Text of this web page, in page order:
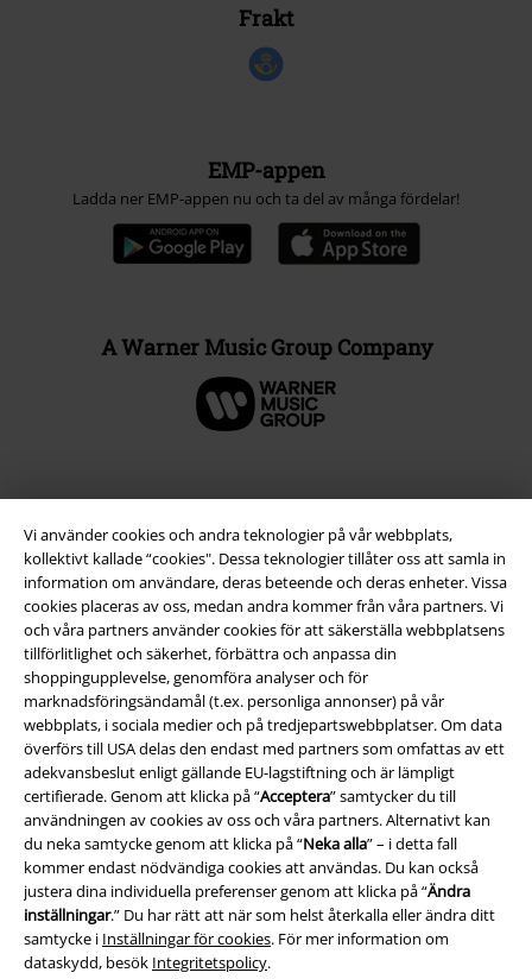
Vi använder cookies och andra teknologier på vår webbplats,
kollektivt kallade “cookies". Dessa teknologier tillåter oss att samla in
information om användare, deras beteende och deras enheter. Vissa
cookies placeras av oss, medan andra kommer från våra partners. Vi
och våra partners använder cookies för att säkerställa webbplatsens
tillförlitlighet och säkerhet, förbättra och anpassa din
shoppingupplevelse, genomföra analyser och för
marknadsföringsändamål (t.ex. personliga annonser) på vår
webbplats, i sociala medier och på tredjepartswebbplatser. Om data
överförs till USA delas den endast med partners som omfattas av ett
adekvansbeslut enligt gällande EU-lagstiftning och är lämpligt
certifierade. Genom att klicka på “Acceptera” samtycker du till
användningen av cookies av oss och våra partners. Alternativt kan
du neka samtycke genom att klicka på “Neka alla” – i detta fall
kommer endast nödvändiga cookies att användas. Du kan också
justera dina individuella preferenser genom att klicka på “Ändra
inställningar.” Du har rätt att när som helst återkalla eller ändra ditt
samtycke i Inställningar för cookies. För mer information om
dataskydd, besök Integritetspolicy.
Frakt
EMP-appen
Ladda ner EMP-appen nu och ta del av många fördelar!
A Warner Music Group Company
Juridisk information/Villkor
Villkor
Om oss
Ladda ner villkoren
Avfallshantering och miljöskydd
Försäkran om överensstämmelse